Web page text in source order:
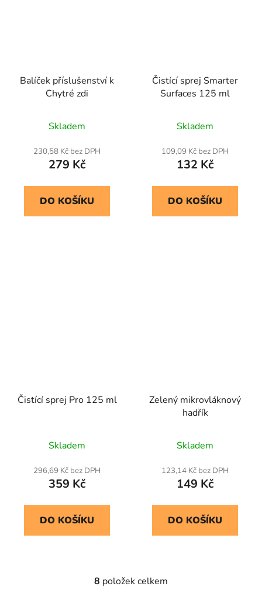
Balíček příslušenství k
Chytré zdi
Skladem
230,58 Kč bez DPH
279 Kč
DO KOŠÍKU
Čistící sprej Smarter
Surfaces 125 ml
Skladem
109,09 Kč bez DPH
132 Kč
DO KOŠÍKU
Čistící sprej Pro 125 ml
Skladem
296,69 Kč bez DPH
359 Kč
DO KOŠÍKU
Zelený mikrovláknový
hadřík
Skladem
123,14 Kč bez DPH
149 Kč
DO KOŠÍKU
O
8 položek celkem